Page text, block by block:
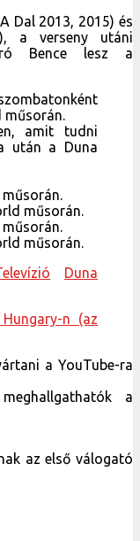
Dal 2013, 2015) és
a verseny utáni
Bence lesz a
műsorán.
amit tudni
után a Duna
műsorán.
műsorán.
műsorán.
műsorán.
Duna
n (az
a YouTube-ra
a
az első válogató